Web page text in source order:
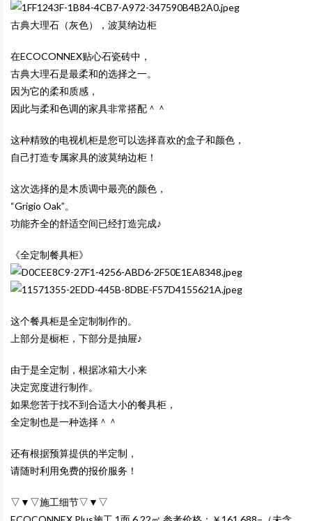
古典大理石（灰色），波莫纳边柜
在ECOCONNEX贴心石瓷砖中，
古典大理石是最柔和的选择之一。
因为它的柔和质感，
因此与柔和色调的家具非常搭配＾＾
这种精致的电视机柜是您可以选择喜欢的盒子和颜色，
自己打造专属家具的波莫纳边柜！
这次选择的是木质调中最亮的颜色，
“Grigio Oak”。
功能齐全的舒适空间已经打造完成♪
《全定制餐具柜》
这个餐具柜是全定制制作的。
上部分是橱柜，下部分是抽屉♪
由于是全定制，根据冰箱大小来
决定宽度进行制作。
如果您苦于找不到合适大小的餐具柜，
全定制也是一种选择＾＾
还有根据预算提供的半定制，
请随时利用免费的报价服务！
▽▼▽施工细节▽▼▽